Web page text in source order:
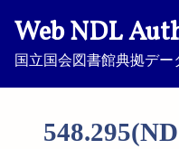
Web NDL
国立国会図書館典拠デ